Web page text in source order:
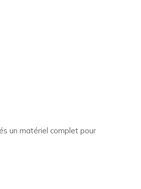
un matériel complet pour